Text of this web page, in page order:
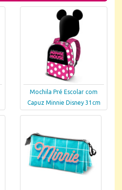
Mochila Pré Escolar com
Capuz Minnie Disney 31cm